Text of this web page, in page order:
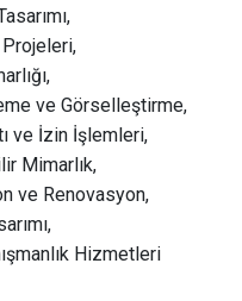
ve Görselleştirme,
ve İzin İşlemleri,
Mimarlık,
ve Renovasyon,
Hizmetleri